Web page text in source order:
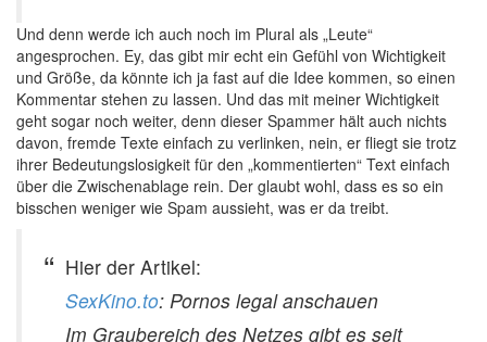
Und denn werde ich auch noch im Plural als „Leute“
angesprochen. Ey, das gibt mir echt ein Gefühl von Wichtigkeit
und Größe, da könnte ich ja fast auf die Idee kommen, so einen
Kommentar stehen zu lassen. Und das mit meiner Wichtigkeit
geht sogar noch weiter, denn dieser Spammer hält auch nichts
davon, fremde Texte einfach zu verlinken, nein, er fliegt sie trotz
ihrer Bedeutungslosigkeit für den „kommentierten“ Text einfach
über die Zwischenablage rein. Der glaubt wohl, dass es so ein
bisschen weniger wie Spam aussieht, was er da treibt.
Hier der Artikel:
SexKino.to: Pornos legal anschauen
Im Graubereich des Netzes gibt es seit